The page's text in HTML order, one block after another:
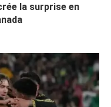
la surprise en